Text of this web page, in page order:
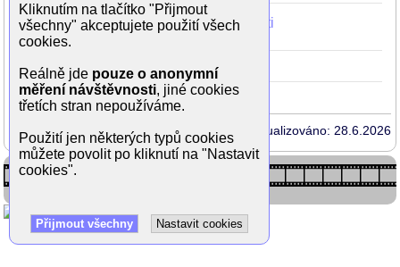
Deník princezny 2: Královské povinnosti
2004
Znamení2002 6 (Bo Hess)
Aktualizováno: 28.6.2026
Kliknutím na tlačítko "Přijmout
všechny" akceptujete použití všech
cookies.
Reálně jde pouze o anonymní
měření návštěvnosti, jiné cookies
třetích stran nepoužíváme.
Použití jen některých typů cookies
můžete povolit po kliknutí na "Nastavit
cookies".
Přijmout všechny Nastavit cookies